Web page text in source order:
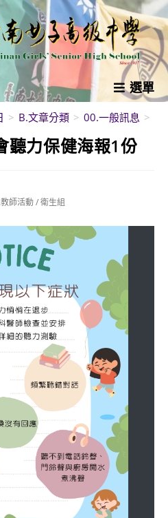
選單
> B.文章分類 > 00.一般訊息 >
聽力保健海報1份
師活動/衛生組